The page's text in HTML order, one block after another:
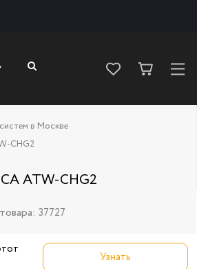
в Москве
CHG2
ATW-CHG2
37727
Узнать